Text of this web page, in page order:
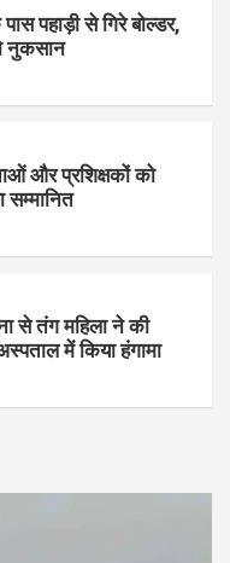
पहाड़ी से गिरे बोल्डर,
नुकसान
और प्रशिक्षकों को
सम्मानित
से तंग महिला ने की
में किया हंगामा